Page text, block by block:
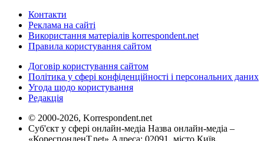
Контакти
Реклама на сайті
Використання матеріалів korrespondent.net
Правила користування сайтом
Договір користування сайтом
Політика у сфері конфіденційності і персональних даних
Угода щодо користування
Редакція
© 2000-2026, Korrespondent.net
Суб'єкт у сфері онлайн-медіа Назва онлайн-медіа –
«КореспонденТ.net» Адреса: 02091, місто Київ,